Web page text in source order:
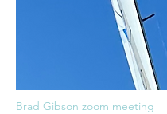
Brad Gibson zoom meeting